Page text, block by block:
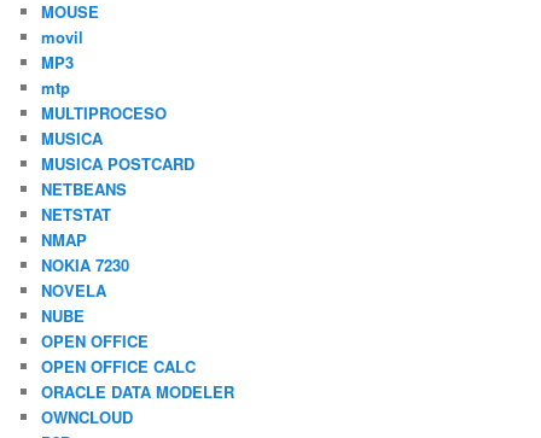
MOUSE
movil
MP3
mtp
MULTIPROCESO
MUSICA
MUSICA POSTCARD
NETBEANS
NETSTAT
NMAP
NOKIA 7230
NOVELA
NUBE
OPEN OFFICE
OPEN OFFICE CALC
ORACLE DATA MODELER
OWNCLOUD